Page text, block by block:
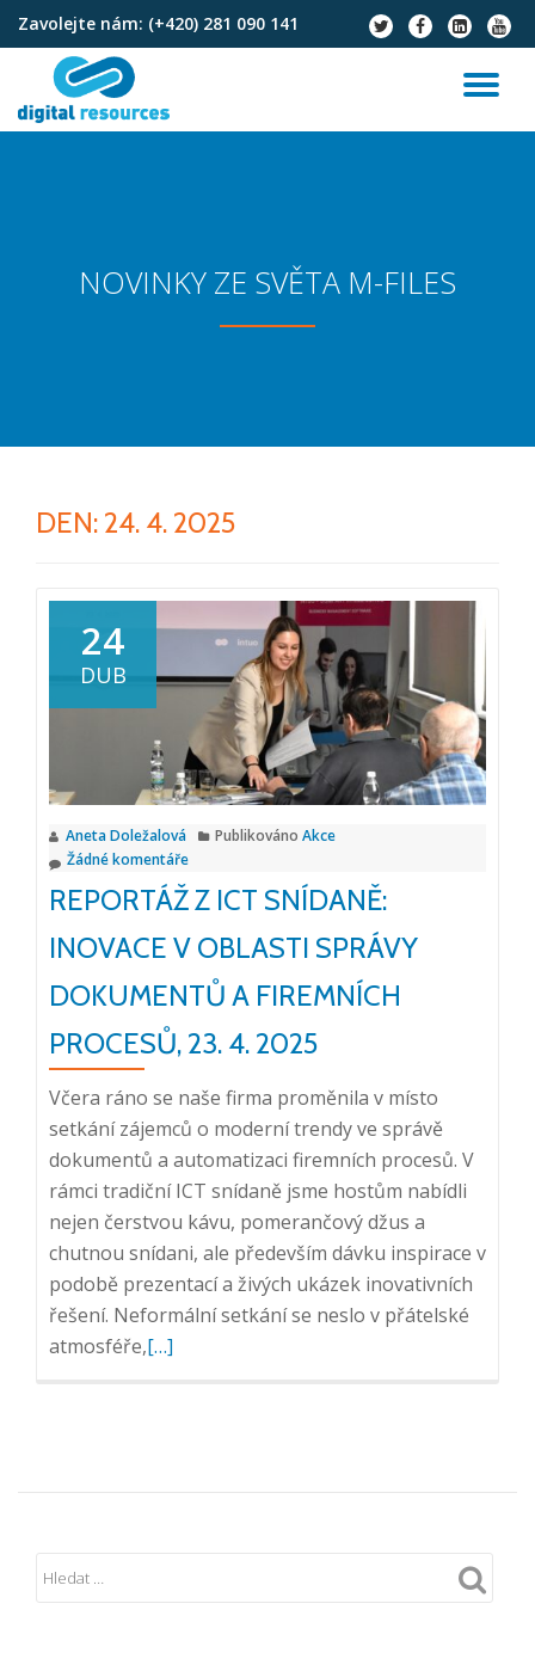
Přeskočit
obsah
Zavolejte nám: (+420) 281 090 141
fa-
twitter
fa-
facebook
fa-
linkedin-
square
fa-
NOVINKY ZE SVĚTA M-FILES
DEN: 24. 4. 2025
24
DUB
Aneta Doležalová Publikováno Akce
Žádné komentáře
REPORTÁŽ Z ICT SNÍDANĚ:
INOVACE V OBLASTI SPRÁVY
DOKUMENTŮ A FIREMNÍCH
PROCESŮ, 23. 4. 2025
Včera ráno se naše firma proměnila v místo
setkání zájemců o moderní trendy ve správě
dokumentů a automatizaci firemních procesů. V
rámci tradiční ICT snídaně jsme hostům nabídli
nejen čerstvou kávu, pomerančový džus a
chutnou snídani, ale především dávku inspirace v
podobě prezentací a živých ukázek inovativních
řešení. Neformální setkání se neslo v přátelské
atmosféře,Přečtěte
z
snídaně:
[…]